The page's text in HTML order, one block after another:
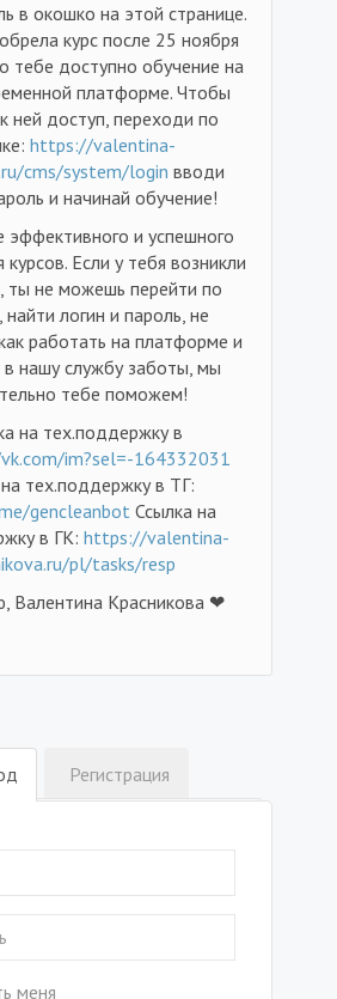
в окошко на этой странице.
курс после 25 ноября
тебе доступно обучение на
платформе. Чтобы
ней доступ, переходи по
https://valentina-
cms/system/login вводи
и начинай обучение!
и успешного
Если у тебя возникли
ты не можешь перейти по
найти логин и пароль, не
работать на платформе и
в нашу службу заботы, мы
тебе поможем!
на тех.поддержку в
im?sel=-164332031
тех.поддержку в ТГ:
gencleanbotСсылка на
в ГК: https://valentina-
pl/tasks/resp
Валентина Красникова ❤
Регистрация
меня